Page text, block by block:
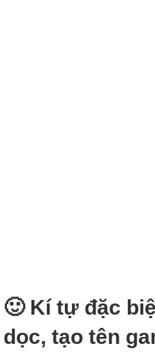
🙂‍ Kí tự đặc
dọc, tạo tên